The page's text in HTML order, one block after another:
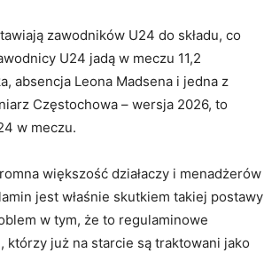
zawodników U24 do składu, co
U24 jadą w meczu 11,2
absencja Leona Madsena i jedna z
Częstochowa – wersja 2026, to
w meczu.
większość działaczy i menadżerów
jest właśnie skutkiem takiej postawy
w tym, że to regulaminowe
którzy już na starcie są traktowani jako